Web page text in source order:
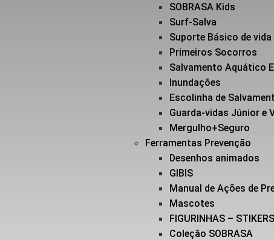
SOBRASA Kids
Surf-Salva
Suporte Básico de
Primeiros Socorros
Salvamento Aquático
Inundações
Escolinha de
Guarda-vidas Júnior e
Mergulho+Seguro
Ferramentas Prevenção
Desenhos animados
GIBIS
Manual de Ações de
Mascotes
FIGURINHAS – STIKERS
Coleção SOBRASA